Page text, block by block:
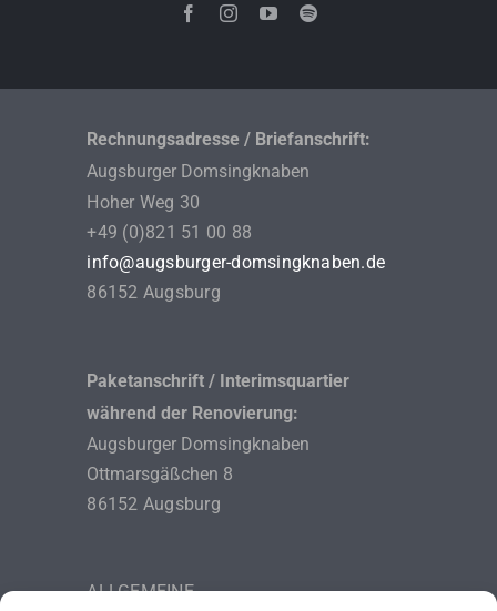
Rechnungsadresse / Briefanschrift:
Augsburger Domsingknaben
Hoher Weg 30
+49 (0)821 51 00 88
info@augsburger-domsingknaben.de
86152 Augsburg
Paketanschrift / Interimsquartier
während der Renovierung:
Augsburger Domsingknaben
Ottmarsgäßchen 8
86152 Augsburg
ALLGEMEINE